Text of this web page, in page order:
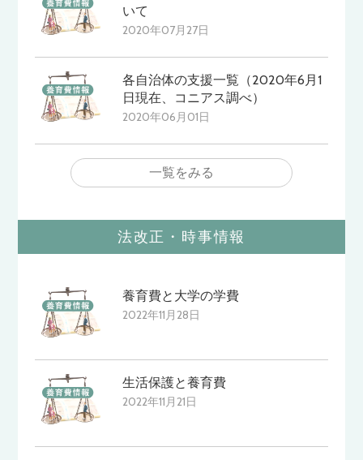
いて
2020年07月27日
各自治体の支援一覧（2020年6月1
日現在、コニアス調べ）
2020年06月01日
一覧をみる
法改正・時事情報
養育費と大学の学費
2022年11月28日
生活保護と養育費
2022年11月21日